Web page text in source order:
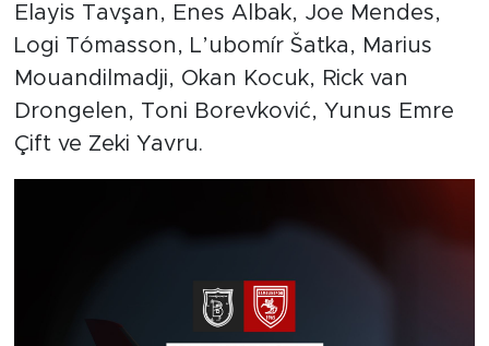
Elayis Tavşan, Enes Albak, Joe Mendes,
Logi Tómasson, L’ubomír Šatka, Marius
Mouandilmadji, Okan Kocuk, Rick van
Drongelen, Toni Borevković, Yunus Emre
Çift ve Zeki Yavru.